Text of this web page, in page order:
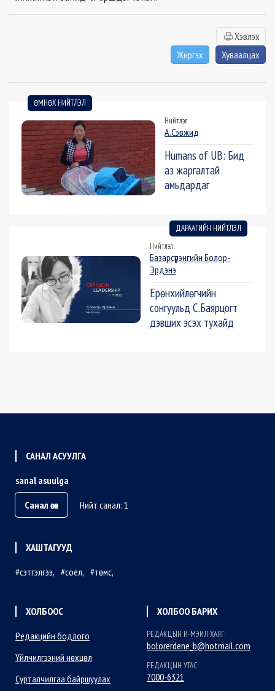
Хэвлэх
Жиргэх
Хуваалцах
ӨМНӨХ НИЙТЛЭЛ
Нийтлэл
А.Сэвжид
Humans of UB: Бид
аз жаргалтай
амьдардаг
ДАРААГИЙН НИЙТЛЭЛ
Нийтлэл
Базарсүрэнгийн Болор-
Эрдэнэ
Ерөнхийлөгчийн
сонгуульд С.Баярцогт
дэвших эсэх тухайд
САНАЛ АСУУЛГА
sanal asuulga
Санал өгөх
Нийт санал: 1
ХАШТАГУУД
сэтгэлгээ
соёл төмс
ХОЛБООС
Редакцийн бодлого
Үйлчилгээний нөхцөл
Сурталчилгаа байршуулах
ХОЛБОО БАРИХ
РЕДАКЦЫН И-МЭИЛ ХАЯГ:
bolorerdene_b@hotmail.com
РЕДАКЦЫН УТАС:
7000-6321